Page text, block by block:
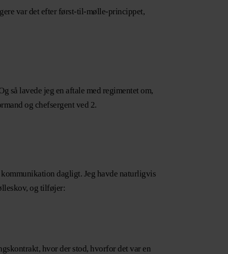
var det efter først-til-mølle-princippet,
så lavede jeg en aftale med regimentet om,
og chefsergent ved 2.
dagligt. Jeg havde naturligvis
og tilføjer:
hvor der stod, hvorfor det var en